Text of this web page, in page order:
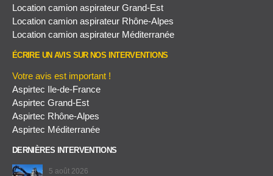
Location camion aspirateur Grand-Est
Location camion aspirateur Rhône-Alpes
Location camion aspirateur Méditerranée
ÉCRIRE UN AVIS SUR NOS INTERVENTIONS
Votre avis est important !
Aspirtec Ile-de-France
Aspirtec Grand-Est
Aspirtec Rhône-Alpes
Aspirtec Méditerranée
DERNIÈRES INTERVENTIONS
5 août 2026